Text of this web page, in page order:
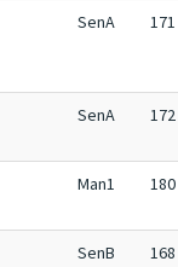
SenA 171
SenA 172
Man1 180
SenB 168